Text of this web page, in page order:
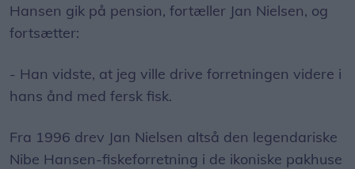
Hansen gik på pension, fortæller Jan Nielsen, og
fortsætter:
- Han vidste, at jeg ville drive forretningen videre i
hans ånd med fersk fisk.
Fra 1996 drev Jan Nielsen altså den legendariske
Nibe Hansen-fiskeforretning i de ikoniske pakhuse